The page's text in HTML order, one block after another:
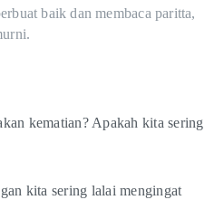
baik dan membaca paritta,
kematian? Apakah kita sering
kita sering lalai mengingat